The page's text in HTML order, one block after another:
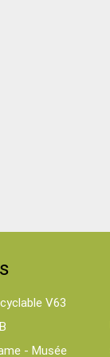
V63
- Musée